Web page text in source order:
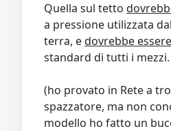
Quella sul tetto
a pressione utilizzata
terra, edovrebbe essere
standard di tutti i mezzi.
(ho provato in Rete a
spazzatore, ma non
modello ho fatto un